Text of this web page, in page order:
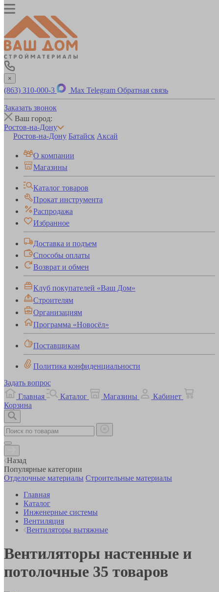
×
(863) 310-000-3 Max Telegram Обратная связь
Заказать звонок
Ваш город:
Ростов-на-Дону
Ростов-на-Дону Батайск Аксай
О компании
Магазины
Каталог товаров
Прокат инструмента
Распродажа
Избранное
Доставка и подъем
Способы оплаты
Возврат и обмен
Клуб покупателей «Ваш Дом»
Строителям
Организациям
Программа «Новосёл»
Поставщикам
Политика конфиденциальности
Задать вопрос
Главная
Каталог Магазины
Кабинет
Корзина
Назад
Популярные категории
Отделочные материалы Строительные материалы
Главная
Каталог
Инженерные системы
Вентиляция
Вентиляторы вытяжные
Вентиляторы настенные и
потолочные 35 товаров